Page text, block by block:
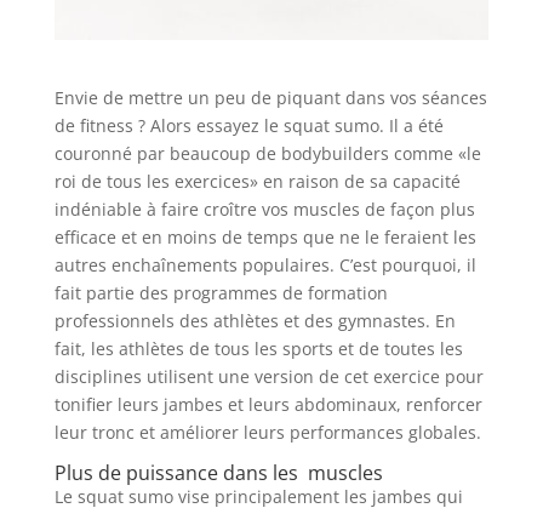
Envie de mettre un peu de piquant dans vos séances
de fitness ? Alors essayez le squat sumo. Il a été
couronné par beaucoup de bodybuilders comme «le
roi de tous les exercices» en raison de sa capacité
indéniable à faire croître vos muscles de façon plus
efficace et en moins de temps que ne le feraient les
autres enchaînements populaires. C’est pourquoi, il
fait partie des programmes de formation
professionnels des athlètes et des gymnastes. En
fait, les athlètes de tous les sports et de toutes les
disciplines utilisent une version de cet exercice pour
tonifier leurs jambes et leurs abdominaux, renforcer
leur tronc et améliorer leurs performances globales.
Plus de puissance dans les muscles
Le squat sumo vise principalement les jambes qui